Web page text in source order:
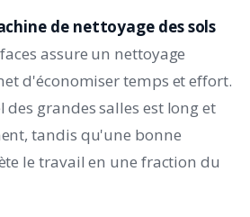
de nettoyage des sols
assure un nettoyage
d'économiser temps et effort.
grandes salles est long et
tandis qu'une bonne
le travail en une fraction du